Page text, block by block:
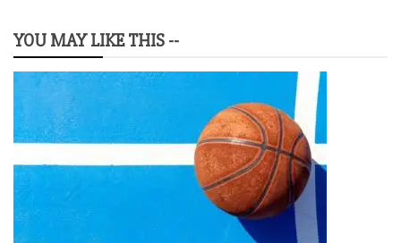
YOU MAY LIKE THIS --